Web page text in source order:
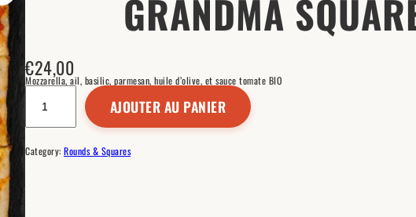
GRANDMA
€24,00
Mozzarella, ail, basilic, parmesan, huile d’olive, et sauce tomate BIO
q
t
t
é
AJOUTER AU PANIER
Category: Rounds & Squares